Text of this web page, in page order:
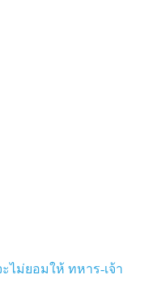
ารกิจควบคุมพื้นที่
งลงจากหมู่บ้านขอบ
ไม่ยอมให้ ทหาร-เจ้า